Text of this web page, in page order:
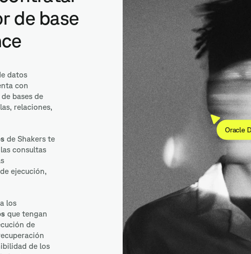
de base
datos
con
bases de
relaciones,
de Shakers te
consultas
ejecución,
los
que tengan
de
de los
Oracle